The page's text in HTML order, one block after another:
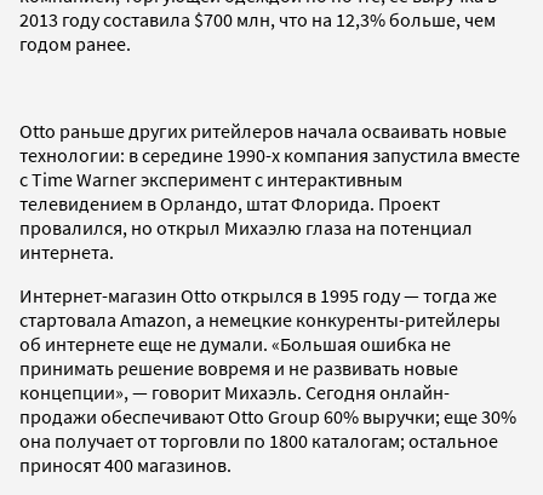
2013 году составила $700 млн, что на 12,3% больше, чем
годом ранее.
Otto раньше других ритейлеров начала осваивать новые
технологии: в середине 1990-х компания запустила вместе
с Time Warner эксперимент с интерактивным
телевидением в Орландо, штат Флорида. Проект
провалился, но открыл Михаэлю глаза на потенциал
интернета.
Интернет-магазин Otto открылся в 1995 году — тогда же
стартовала Amazon, а немецкие конкуренты-ритейлеры
об интернете еще не думали. «Большая ошибка не
принимать решение вовремя и не развивать новые
концепции», — говорит Михаэль. Сегодня онлайн-
продажи обеспечивают Otto Group 60% выручки; еще 30%
она получает от торговли по 1800 каталогам; остальное
приносят 400 магазинов.